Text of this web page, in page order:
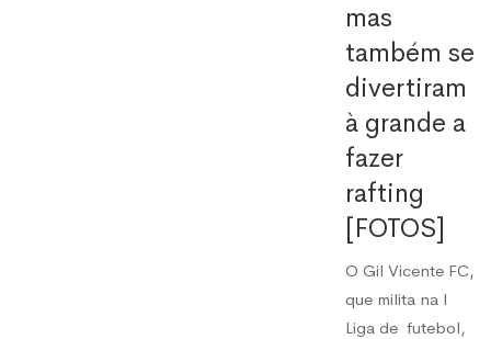
mas
também se
divertiram
à grande a
fazer
rafting
[FOTOS]
O Gil Vicente FC,
que milita na I
Liga de futebol,